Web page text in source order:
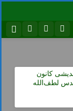
هم‌اندیشی کانون
لطف‌الله